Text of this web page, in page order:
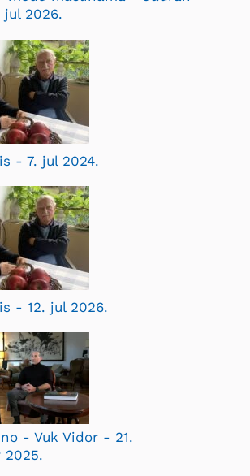
2026.
- 7. jul 2024.
- 12. jul 2026.
- Vuk Vidor - 21.
2025.